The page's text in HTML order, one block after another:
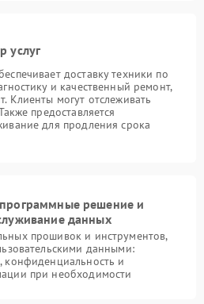
услуг
доставку техники по
и качественный ремонт,
Клиенты могут отслеживать
предоставляется
для продления срока
решение и
данных
прошивок и инструментов,
данными:
конфиденциальность и
при необходимости